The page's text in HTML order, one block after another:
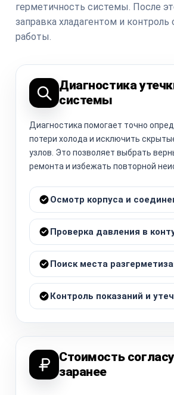
герметичность системы. После
заправка хладагентом и контроль
работы.
Диагностика
системы
Диагностика помогает точно
потери холода и исключить
узлов. Это позволяет выбрать
ремонта и избежать повторной
Осмотр корпуса и
Проверка давления в
Поиск места
Контроль показаний и
Стоимость
заранее